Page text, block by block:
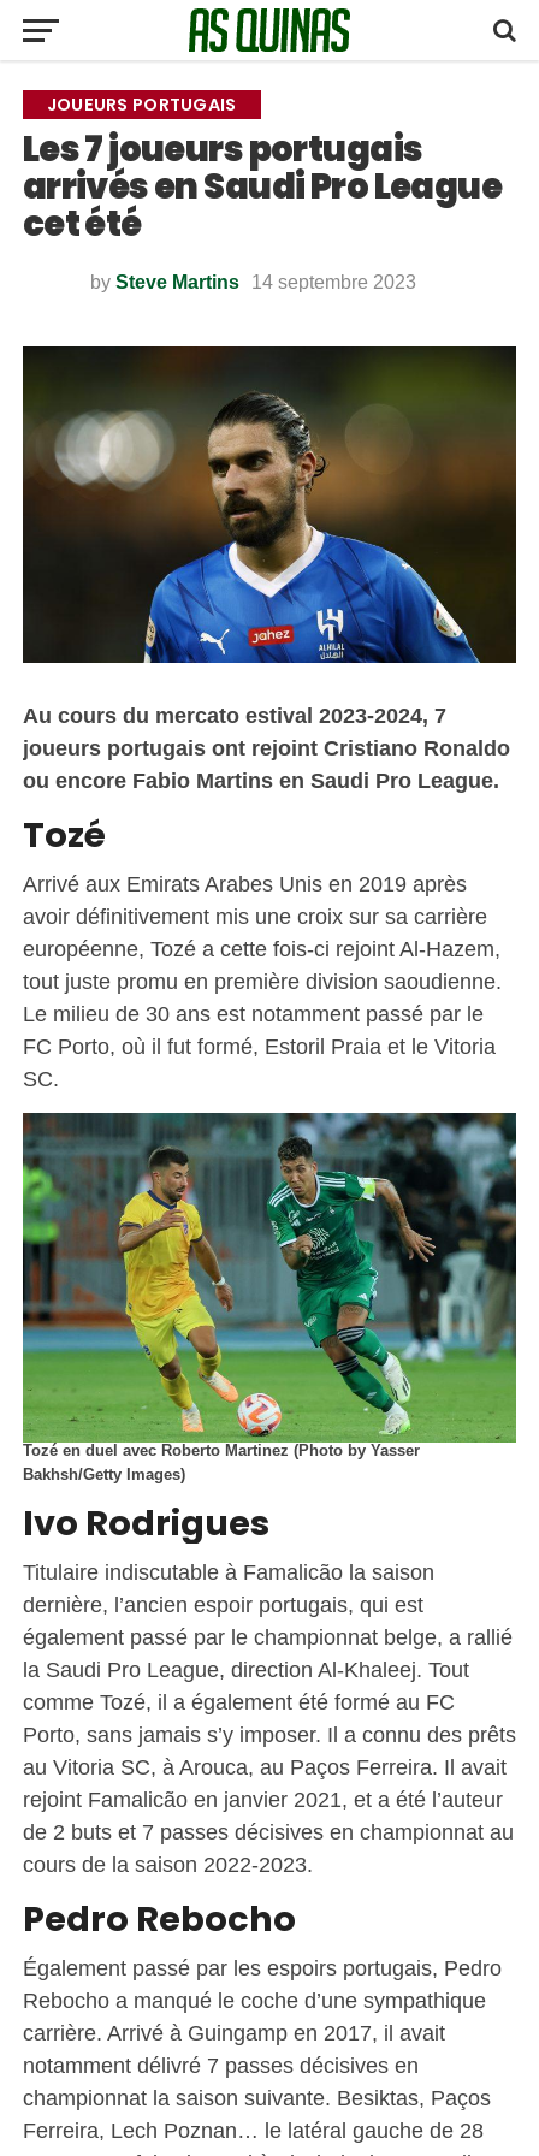
JOUEURS PORTUGAIS
Les 7 joueurs portugais
arrivés en Saudi Pro League
cet été
by Steve Martins 14 septembre 2023
Au cours du mercato estival 2023-2024, 7
joueurs portugais ont rejoint Cristiano Ronaldo
ou encore Fabio Martins en Saudi Pro League.
Tozé
Arrivé aux Emirats Arabes Unis en 2019 après
avoir définitivement mis une croix sur sa carrière
européenne, Tozé a cette fois-ci rejoint Al-Hazem,
tout juste promu en première division saoudienne.
Le milieu de 30 ans est notamment passé par le
FC Porto, où il fut formé, Estoril Praia et le Vitoria
SC.
Tozé en duel avec Roberto Martinez (Photo by Yasser
Bakhsh/Getty Images)
Ivo Rodrigues
Titulaire indiscutable à Famalicão la saison
dernière, l’ancien espoir portugais, qui est
également passé par le championnat belge, a rallié
la Saudi Pro League, direction Al-Khaleej. Tout
comme Tozé, il a également été formé au FC
Porto, sans jamais s’y imposer. Il a connu des prêts
au Vitoria SC, à Arouca, au Paços Ferreira. Il avait
rejoint Famalicão en janvier 2021, et a été l’auteur
de 2 buts et 7 passes décisives en championnat au
cours de la saison 2022-2023.
Pedro Rebocho
Également passé par les espoirs portugais, Pedro
Rebocho a manqué le coche d’une sympathique
carrière. Arrivé à Guingamp en 2017, il avait
notamment délivré 7 passes décisives en
championnat la saison suivante. Besiktas, Paços
Ferreira, Lech Poznan… le latéral gauche de 28